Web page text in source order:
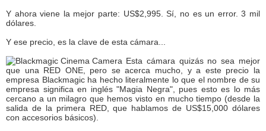
Y ahora viene la mejor parte: US$2,995. Sí, no es un error. 3 mil
dólares.
Y ese precio, es la clave de esta cámara...
Esta cámara quizás no sea mejor
que una RED ONE, pero se acerca mucho, y a este precio la
empresa Blackmagic ha hecho literalmente lo que el nombre de su
empresa significa en inglés "Magia Negra", pues esto es lo más
cercano a un milagro que hemos visto en mucho tiempo (desde la
salida de la primera RED, que hablamos de US$15,000 dólares
con accesorios básicos).